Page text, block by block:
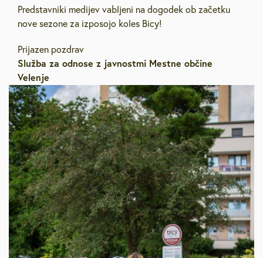
Predstavniki medijev vabljeni na dogodek ob začetku
nove sezone za izposojo koles Bicy!
Prijazen pozdrav
Služba za odnose z javnostmi Mestne občine
Velenje